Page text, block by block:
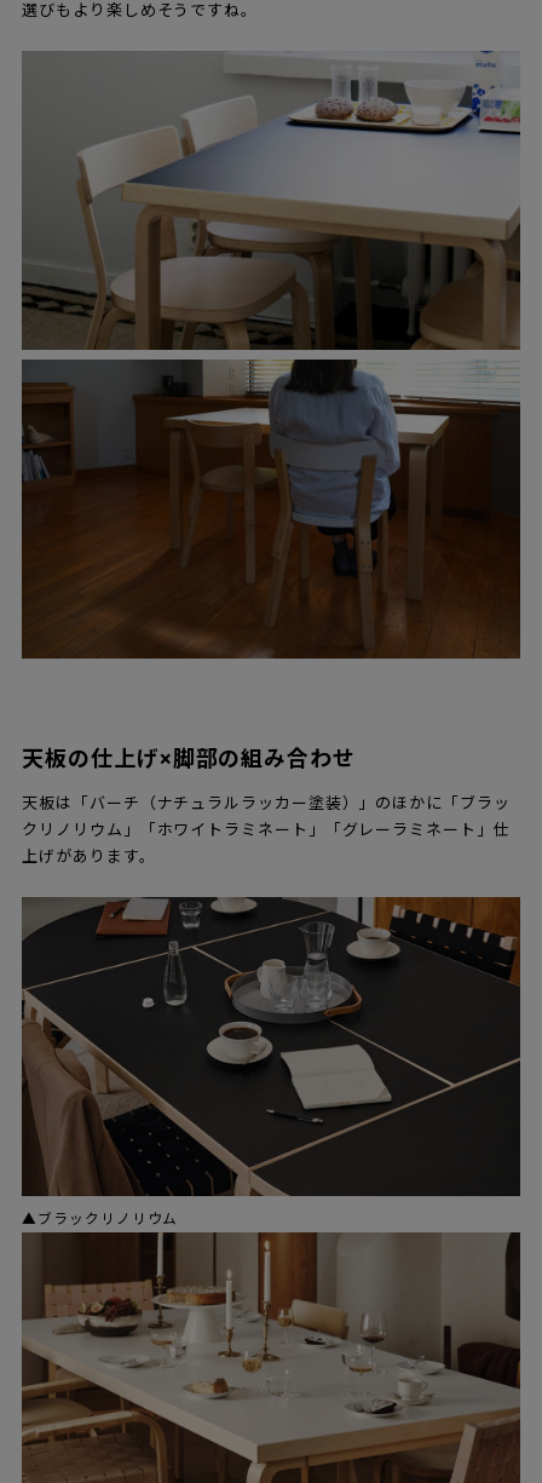
選びもより楽しめそうですね。
天板の仕上げ×脚部の組み合わせ
天板は「バーチ（ナチュラルラッカー塗装）」のほかに「ブラッ
クリノリウム」「ホワイトラミネート」「グレーラミネート」仕
上げがあります。
▲ブラックリノリウム